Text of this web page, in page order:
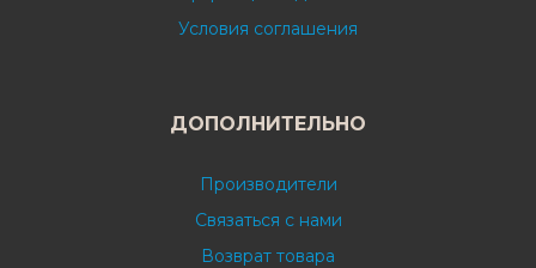
Условия соглашения
ДОПОЛНИТЕЛЬНО
Производители
Связаться с нами
Возврат товара